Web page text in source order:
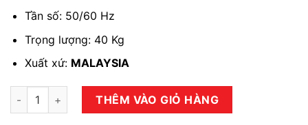
Tần số: 50/60 Hz
Trọng lượng: 40 Kg
Xuất xứ: MALAYSIA
Máy kẹp bánh mì CG 22 số lượng
THÊM VÀO GIỎ HÀNG